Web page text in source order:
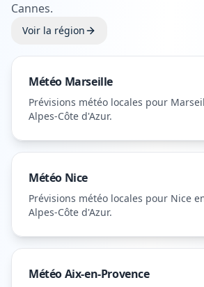
Cannes.
Voir la région
Météo Marseille
Prévisions météo locales pour
Alpes-Côte d'Azur.
Météo Nice
Prévisions météo locales pour Nice
Alpes-Côte d'Azur.
MétéoAix-en-Provence